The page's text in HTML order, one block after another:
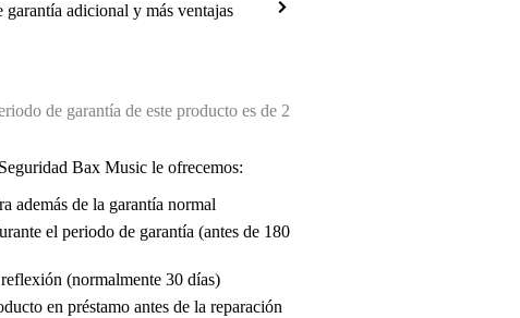
garantía adicional y más ventajas
de garantía de este producto es de 2
Bax Music le ofrecemos:
además de la garantía normal
el periodo de garantía (antes de 180
(normalmente 30 días)
en préstamo antes de la reparación